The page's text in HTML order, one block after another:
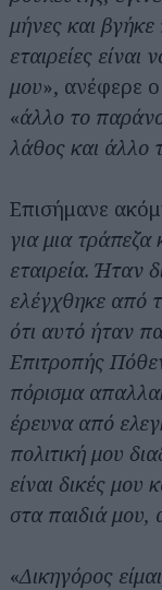
μήνες και
εταιρείες
μου», ανέφερε
«άλλο το
λάθος και άλλο
Επισήμανε
για μια
εταιρεία. Ήταν
ελέγχθηκε από
ότι αυτό ήταν
Επιτροπής
πόρισμα
έρευνα από
πολιτική μου
είναι δικές μου
στα παιδιά μου,
«Δικηγόρος